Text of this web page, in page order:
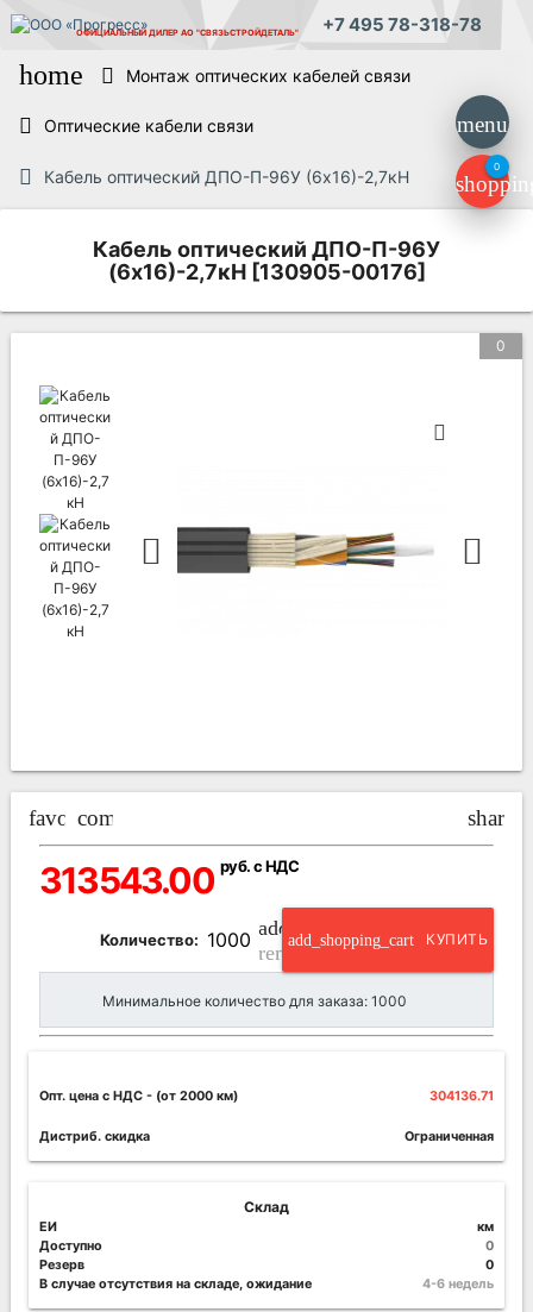
ОФИЦИАЛЬНЫЙ ДИЛЕР АО "СВЯЗЬСТРОЙДЕТАЛЬ" +7 495 78-318-78
menu
0
home Монтаж оптических кабелей связи
Оптические кабели связи
Кабель оптический ДПО-П-96У (6х16)-2,7кН
Кабель оптический ДПО-П-96У
(6х16)-2,7кН [130905-00176]
0
favorite_border
compare_arrows share
313543.00 руб. с НДС
Количество:
add_circle_outline
remove_circle_outline
add_shopping_cart КУПИТЬ
Минимальное количество для заказа: 1000
Опт. цена c НДС - (от 2000 км) 304136.71
Дистриб. скидка Ограниченная
Склад
ЕИ
км
Доступно
0
Резерв
0
В случае отсутствия на складе, ожидание
4-6 недель